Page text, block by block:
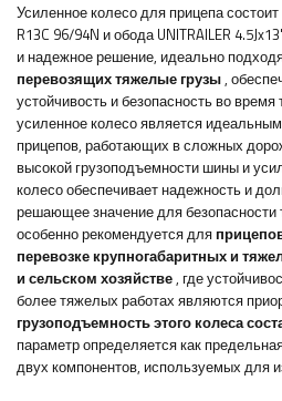
Усиленное колесо для прицепа
R13C 96/94N и обода UNITRAILER
и надежное решение, идеально
перевозящих тяжелые грузы,
устойчивость и безопасность во время
усиленное колесо является
прицепов, работающих в сложных
высокой грузоподъемности шины и
колесо обеспечивает надежность и
решающее значение для безопасности
особенно рекомендуется для
перевозке крупногабаритных и
и сельском хозяйстве, где
более тяжелых работах являются
грузоподъемность этого колеса
параметропределяется как
двух компонентов, используемых для